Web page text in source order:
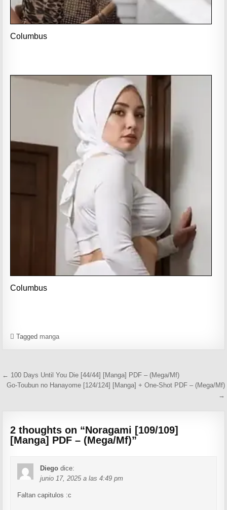
Columbus
Columbus
Tagged manga
Navegación de entradas
← 100 Days Until You Die [44/44] [Manga] PDF – (Mega/Mf)
Go-Toubun no Hanayome [124/124] [Manga] + One-Shot PDF – (Mega/Mf)
→
2 thoughts on “Noragami [109/109]
[Manga] PDF – (Mega/Mf)”
Diego dice:
junio 17, 2025 a las 4:49 pm
Faltan capitulos :c